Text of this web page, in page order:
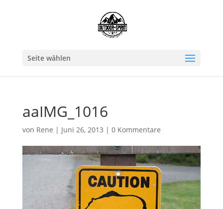
Seite wählen
aaIMG_1016
von Rene | Juni 26, 2013 | 0 Kommentare